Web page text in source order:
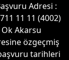
Adresi :
11 11 (4002)
Akarsu
özgeçmiş
tarihleri